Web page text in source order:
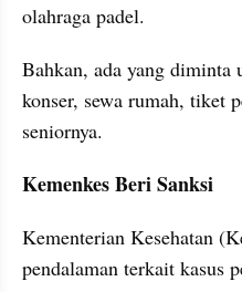
olahraga padel.
Bahkan, ada yang diminta
konser, sewa rumah, tiket
seniornya.
Kemenkes Beri Sanksi
Kementerian Kesehatan
pendalaman terkait kasus